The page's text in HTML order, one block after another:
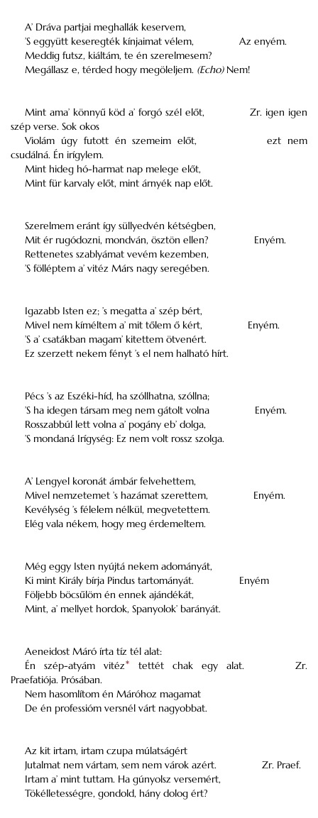
A’ Dráva partjai meghallák keservem,
’S eggyütt keseregték kínjaimat vélem,
Az enyém.
Meddig futsz, kiáltám, te én szerelmesem?
Megállasz e, térded hogy megöleljem. (Echo)Nem!
Mint ama’ könnyű köd a’ forgó szél előt,
Zr. igen igen
szép verse. Sok okos
Violám úgy futott én szemeim előt,
ezt nem
csudálná. Én irígylem.
Mint hideg hó-harmat nap melege előt,
Mint für karvaly előt, mint árnyék nap előt.
Szerelmem eránt így süllyedvén kétségben,
Mit ér rugódozni, mondván, ösztön ellen?
Enyém.
Rettenetes szablyámat vevém kezemben,
’S fölléptem a’ vitéz Márs nagy seregében.
Igazabb Isten ez; ’s megatta a’ szép bért,
Mivel nem kíméltem a’ mit tőlem ő kért,
Enyém.
’S a’ csatákban magam’ kitettem ötvenért.
Ez szerzett nekem fényt ’s el nem halható hírt.
Pécs ’s az Eszéki-híd, ha szóllhatna, szóllna;
’S ha idegen társam meg nem gátolt volna
Enyém.
Rosszabbúl lett volna a’ pogány eb’ dolga,
’S mondaná Irígység: Ez nem volt rossz szolga.
A’ Lengyel koronát ámbár felvehettem,
Mivel nemzetemet ’s hazámat szerettem,
Enyém.
Kevélység ’s félelem nélkül, megvetettem.
Elég vala nékem, hogy meg érdemeltem.
Még eggy Isten nyújtá nekem adományát,
Ki mint Király bírja Pindus tartományát.
Enyém
Följebb böcsűlöm én ennek ajándékát,
Mint, a’ mellyet hordok, Spanyolok’ barányát.
Aeneidost Máró írta tíz tél alat:
Én szép-atyám vitéz* tettét chak egy alat.
Zr.
Praefatiója. Prósában.
Nem hasomlítom én Máróhoz magamat
De én professióm versnél várt nagyobbat.
Az kit irtam, irtam czupa múlatságért
Jutalmat nem vártam, sem nem várok azért.
Zr. Praef.
Irtam a’ mint tuttam. Ha gúnyolsz versemért,
Tökélletességre, gondold, hány dolog ért?